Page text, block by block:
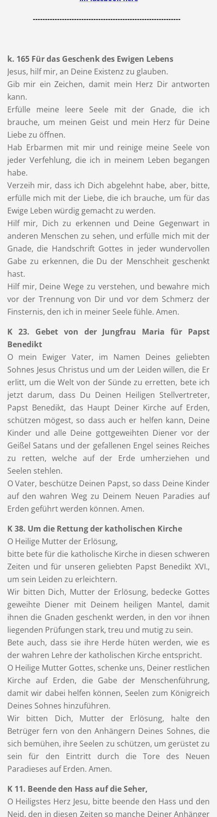
-------------------------------------------------------------
k. 165 Für das Geschenk des Ewigen Lebens
Jesus, hilf mir, an Deine Existenz zu glauben.
Gib mir ein Zeichen, damit mein Herz Dir antworten
kann.
Erfülle meine leere Seele mit der Gnade, die ich
brauche, um meinen Geist und mein Herz für Deine
Liebe zu öffnen.
Hab Erbarmen mit mir und reinige meine Seele von
jeder Verfehlung, die ich in meinem Leben begangen
habe.
Verzeih mir, dass ich Dich abgelehnt habe, aber, bitte,
erfülle mich mit der Liebe, die ich brauche, um für das
Ewige Leben würdig gemacht zu werden.
Hilf mir, Dich zu erkennen und Deine Gegenwart in
anderen Menschen zu sehen, und erfülle mich mit der
Gnade, die Handschrift Gottes in jeder wundervollen
Gabe zu erkennen, die Du der Menschheit geschenkt
hast.
Hilf mir, Deine Wege zu verstehen, und bewahre mich
vor der Trennung von Dir und vor dem Schmerz der
Finsternis, den ich in meiner Seele fühle. Amen.
K 23. Gebet von der Jungfrau Maria für Papst
Benedikt
O mein Ewiger Vater, im Namen Deines geliebten
Sohnes Jesus Christus und um der Leiden willen, die Er
erlitt, um die Welt von der Sünde zu erretten, bete ich
jetzt darum, dass Du Deinen Heiligen Stellvertreter,
Papst Benedikt, das Haupt Deiner Kirche auf Erden,
schützen mögest, so dass auch er helfen kann, Deine
Kinder und alle Deine gottgeweihten Diener vor der
Geißel Satans und der gefallenen Engel seines Reiches
zu retten, welche auf der Erde umherziehen und
Seelen stehlen.
O Vater, beschütze Deinen Papst, so dass Deine Kinder
auf den wahren Weg zu Deinem Neuen Paradies auf
Erden geführt werden können. Amen.
K 38. Um die Rettung der katholischen Kirche
O Heilige Mutter der Erlösung,
bitte bete für die katholische Kirche in diesen schweren
Zeiten und für unseren geliebten Papst Benedikt XVI.,
um sein Leiden zu erleichtern.
Wir bitten Dich, Mutter der Erlösung, bedecke Gottes
geweihte Diener mit Deinem heiligen Mantel, damit
ihnen die Gnaden geschenkt werden, in den vor ihnen
liegenden Prüfungen stark, treu und mutig zu sein.
Bete auch, dass sie ihre Herde hüten werden, wie es
der wahren Lehre der katholischen Kirche entspricht.
O Heilige Mutter Gottes, schenke uns, Deiner restlichen
Kirche auf Erden, die Gabe der Menschenführung,
damit wir dabei helfen können, Seelen zum Königreich
Deines Sohnes hinzuführen.
Wir bitten Dich, Mutter der Erlösung, halte den
Betrüger fern von den Anhängern Deines Sohnes, die
sich bemühen, ihre Seelen zu schützen, um gerüstet zu
sein für den Eintritt durch die Tore des Neuen
Paradieses auf Erden. Amen.
K 11. Beende den Hass auf die Seher,
O Heiligstes Herz Jesu, bitte beende den Hass und den
Neid, den in diesen Zeiten so manche Deiner Anhänger